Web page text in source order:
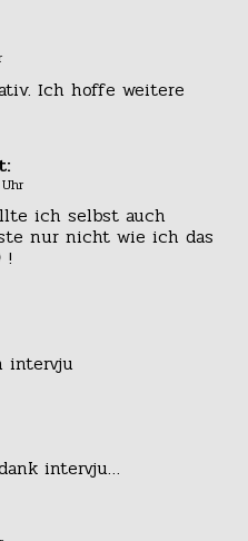
Ich hoffe weitere
ich selbst auch
nur nicht wie ich das
!
intervju
intervju…